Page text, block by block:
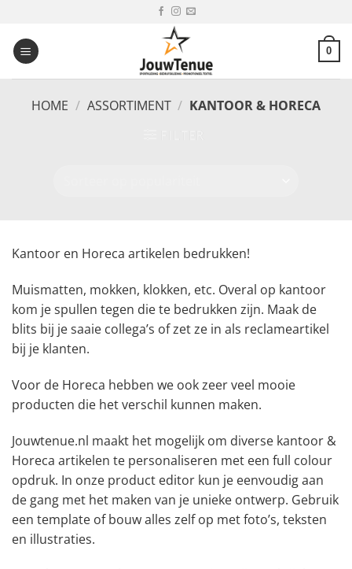
inhoud
0
HOME / ASSORTIMENT / KANTOOR & HORECA
Kantoor en Horeca artikelen bedrukken!
Muismatten, mokken, klokken, etc. Overal op kantoor
kom je spullen tegen die te bedrukken zijn. Maak de
blits bij je saaie collega’s of zet ze in als reclameartikel
bij je klanten.
Voor de Horeca hebben we ook zeer veel mooie
producten die het verschil kunnen maken.
Jouwtenue.nl maakt het mogelijk om diverse kantoor &
Horeca artikelen te personaliseren met een full colour
opdruk. In onze product editor kun je eenvoudig aan
de gang met het maken van je unieke ontwerp. Gebruik
een template of bouw alles zelf op met foto’s, teksten
en illustraties.